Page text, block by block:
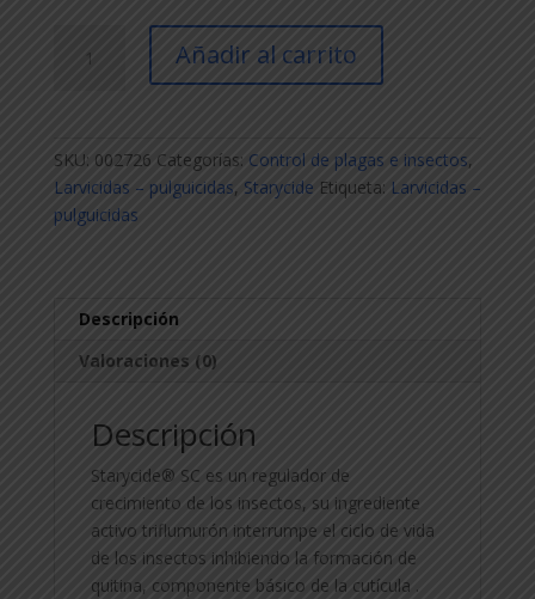
Añadir al carrito
SKU: 002726 Categorías: Control de plagas e insectos,
Larvicidas – pulguicidas, Starycide Etiqueta: Larvicidas –
pulguicidas
Descripción
Valoraciones (0)
Descripción
Starycide® SC es un regulador de
crecimiento de los insectos, su ingrediente
activo triflumurón interrumpe el ciclo de vida
de los insectos inhibiendo la formación de
quitina, componente básico de la cutícula .